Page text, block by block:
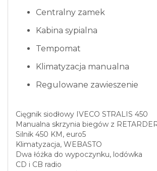
Centralny zamek
Kabina sypialna
Tempomat
Klimatyzacja manualna
Regulowane zawieszenie
Cięgnik siodłowy IVECO STRALIS 450
Manualna skrzynia biegów z
Silnik 450 KM, euro5
Klimatyzacja, WEBASTO
Dwa łóżka do wypoczynku, lodówka
CD i CB radio